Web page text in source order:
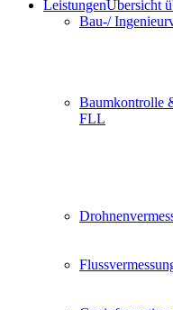
LeistungenÜbersicht
Bau-/
Baumkontrolle
FLL